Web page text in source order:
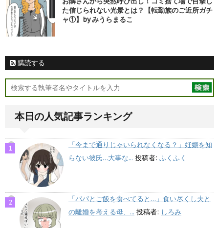
た信じられない光景とは？【転勤族のご近所ガチ
ャ①】by みうらまるこ
購読する
本日の人気記事ランキング
「今まで通りじゃいられなくなる？」妊娠を知
らない彼氏…大事な... 投稿者: ふくふく
「パパとご飯を食べてると…」食い尽くし夫と
の離婚を考える母、... 投稿者: しろみ